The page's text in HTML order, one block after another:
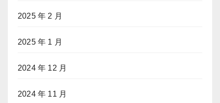
2025 年 2 月
2025 年 1 月
2024 年 12 月
2024 年 11 月